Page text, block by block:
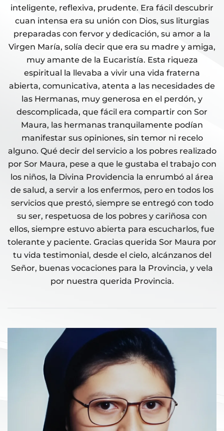
inteligente, reflexiva, prudente. Era fácil descubrir
cuan intensa era su unión con Dios, sus liturgias
preparadas con fervor y dedicación, su amor a la
Virgen María, solía decir que era su madre y amiga,
muy amante de la Eucaristía. Esta riqueza
espiritual la llevaba a vivir una vida fraterna
abierta, comunicativa, atenta a las necesidades de
las Hermanas, muy generosa en el perdón, y
descomplicada, que fácil era compartir con Sor
Maura, las hermanas tranquilamente podían
manifestar sus opiniones, sin temor ni recelo
alguno. Qué decir del servicio a los pobres realizado
por Sor Maura, pese a que le gustaba el trabajo con
los niños, la Divina Providencia la enrumbó al área
de salud, a servir a los enfermos, pero en todos los
servicios que prestó, siempre se entregó con todo
su ser, respetuosa de los pobres y cariñosa con
ellos, siempre estuvo abierta para escucharlos, fue
tolerante y paciente. Gracias querida Sor Maura por
tu vida testimonial, desde el cielo, alcánzanos del
Señor, buenas vocaciones para la Provincia, y vela
por nuestra querida Provincia.